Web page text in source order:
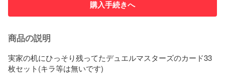
購入手続きへ
商品の説明
実家の机にひっそり残ってたデュエルマスターズのカード33
枚セット(キラ等は無いです)